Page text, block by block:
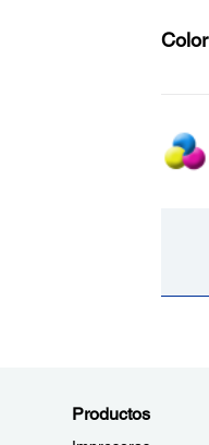
Color
Productos